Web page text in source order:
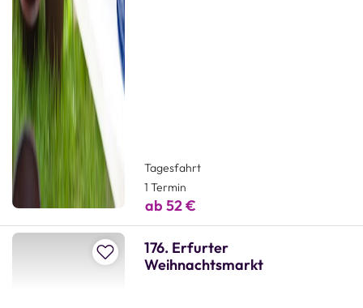
Tagesfahrt
1 Termin
ab 52 €
Zur Merkliste hinzufügen
176. Erfurter
Weihnachtsmarkt